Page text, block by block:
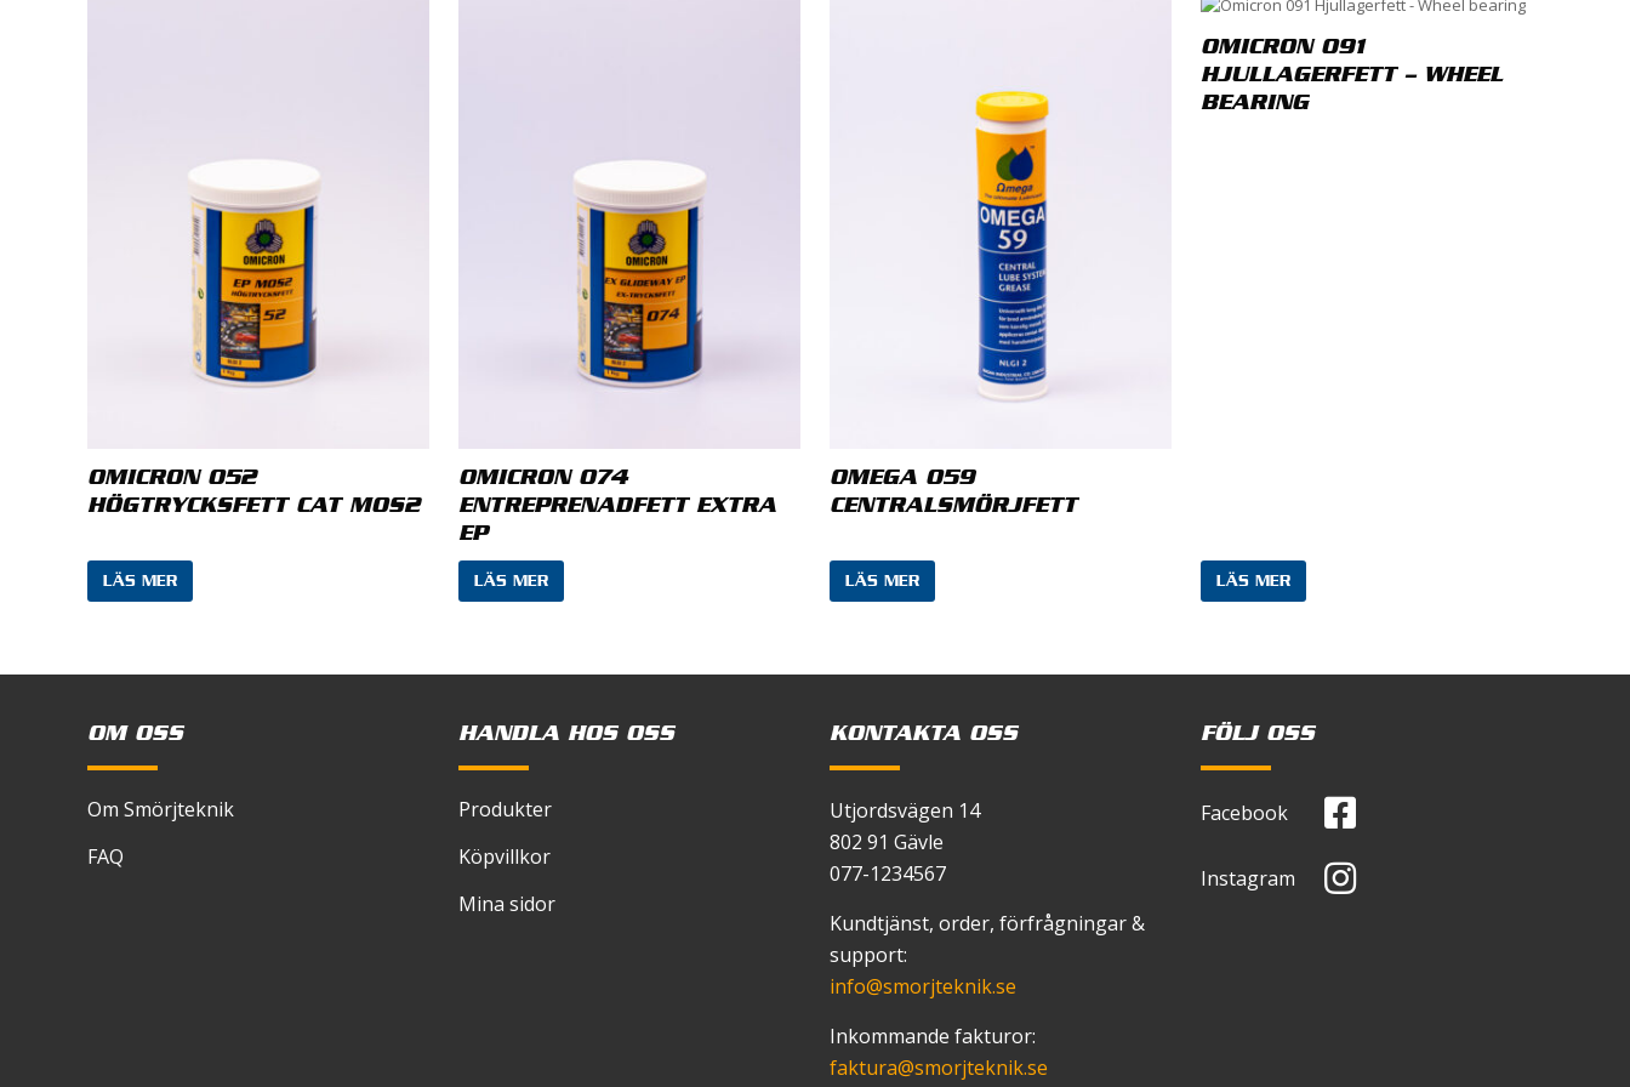
Din recension*
Namn
Spara mitt namn, min e-postadress och webbplats i denna webbläsare till nästa gång jag
OMICRON 052
HÖGTRYCKSFETT CAT MOS2
LÄS MER
OMICRON 074
ENTREPRENADFETT EXTRA
EP
LÄS MER
OMEGA 059
CENTRALSMÖRJFETT
LÄS MER
OMICRON 091
HJULLAGERFETT – WHEEL
BEARING
LÄS MER
OM OSS
Om Smörjteknik
FAQ
HANDLA HOS OSS
Produkter
Köpvillkor
Mina sidor
KONTAKTA OSS
Utjordsvägen 14
802 91 Gävle
077-1234567
Kundtjänst, order, förfrågningar &
support:
info@smorjteknik.se
Inkommande fakturor:
faktura@smorjteknik.se
FÖLJ OSS
Facebook
Instagram